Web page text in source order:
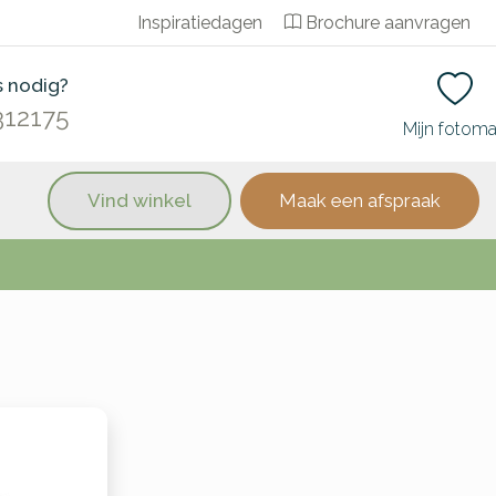
Inspiratiedagen Brochure aanvragen
nodig?
Mijn
Vind winkel Maak een afspraak